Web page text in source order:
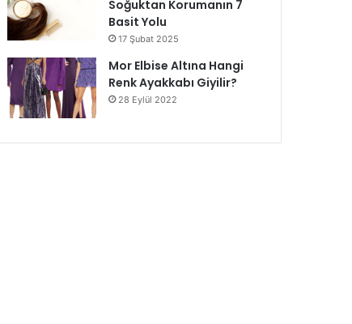
Soğuktan Korumanın 7
Basit Yolu
17 Şubat 2025
Mor Elbise Altına Hangi
Renk Ayakkabı Giyilir?
28 Eylül 2022